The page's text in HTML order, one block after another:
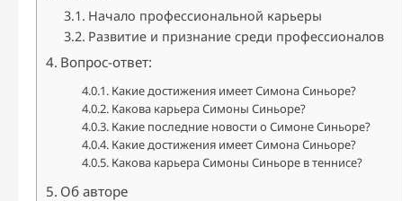
Начало профессиональной карьеры
Развитие и признание среди профессионалов
Вопрос-ответ:
Какие достижения имеет Симона Синьоре?
Какова карьера Симоны Синьоре?
Какие последние новости о Симоне Синьоре?
Какие достижения имеет Симона Синьоре?
Какова карьера Симоны Синьоре в теннисе?
Об авторе